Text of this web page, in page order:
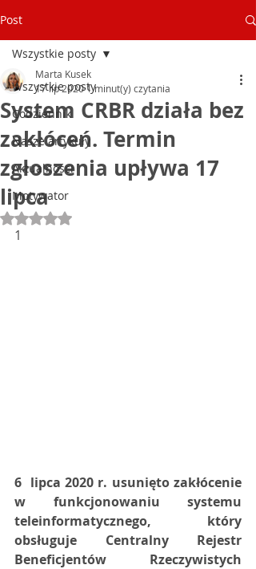
Post
Wszystkie posty
Codziennik
Nasze artykuły
Aktualności
Motywator
Wszystkie posty
System CRBR działa bez
zakłóceń. Termin
zgłoszenia upływa 17
lipca
Marta Kusek
17 lip 20201 minut(y) czytania
Oceniono na NaN z 5 gwiazdek.
1
6  lipca 2020 r. usunięto zakłócenie
w funkcjonowaniu systemu
teleinformatycznego, który
obsługuje Centralny Rejestr
Beneficjentów  Rzeczywistych